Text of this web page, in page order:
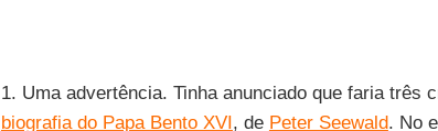
1. Uma advertência. Tinha anunciado que faria três
biografia do Papa Bento XVI, de Peter Seewald. No